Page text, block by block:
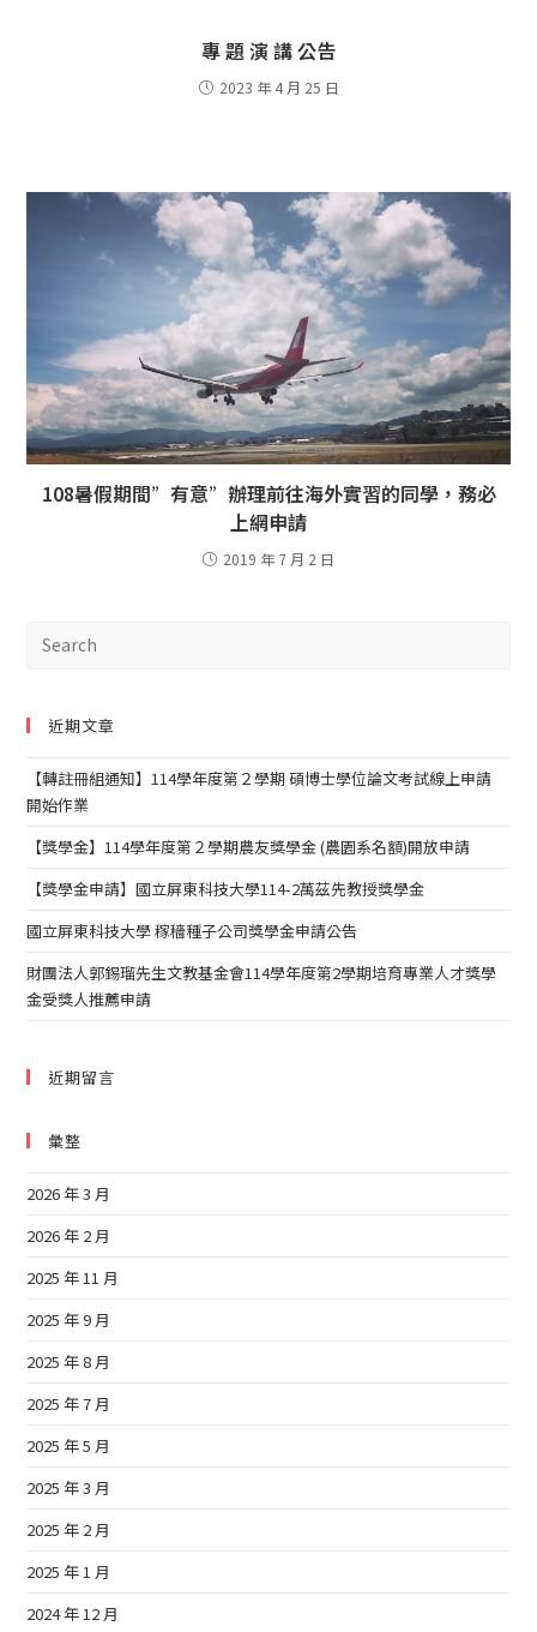
專 題 演 講 公告
2023 年 4 月 25 日
108暑假期間”有意”辦理前往海外實習的同學，務必
上網申請
2019 年 7 月 2 日
近期文章
【轉註冊組通知】114學年度第２學期 碩博士學位論文考試線上申請
開始作業
【獎學金】114學年度第２學期農友獎學金 (農園系名額)開放申請
【獎學金申請】國立屏東科技大學114-2萬茲先教授獎學金
國立屏東科技大學 稼穡種子公司獎學金申請公告
財團法人郭錫瑠先生文教基金會114學年度第2學期培育專業人才獎學
金受獎人推薦申請
近期留言
彙整
2026 年 3 月
2026 年 2 月
2025 年 11 月
2025 年 9 月
2025 年 8 月
2025 年 7 月
2025 年 5 月
2025 年 3 月
2025 年 2 月
2025 年 1 月
2024 年 12 月